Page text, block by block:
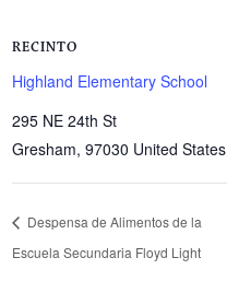
RECINTO
Highland Elementary School
295 NE 24th St
Gresham, 97030 United States
Despensa de Alimentos de la
Escuela Secundaria Floyd Light